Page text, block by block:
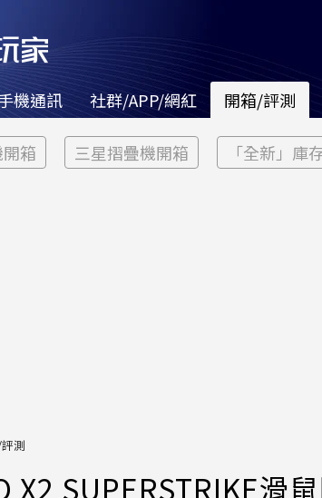
機通訊 社群/APP/網紅 開箱/評測
箱 三星摺疊機開箱 「全新」庫
測
X2 SUPERSTRIKE滑